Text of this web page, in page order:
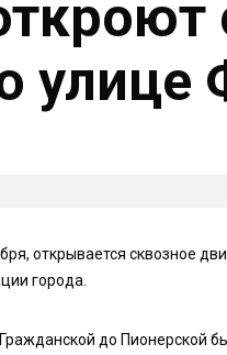
улице
открывается сквозное
города.
до Пионерской